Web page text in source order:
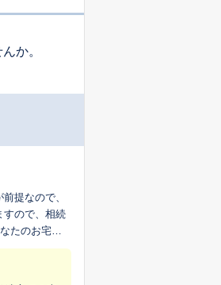
か。
提なので、
すので、相続
たのお宅を